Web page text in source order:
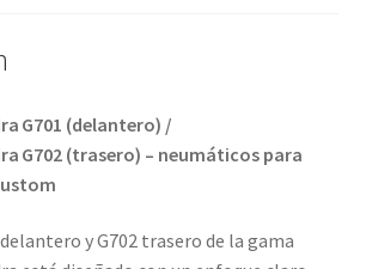
G701 (delantero) /
G702 (trasero) – neumáticos para
y G702 trasero de la gama